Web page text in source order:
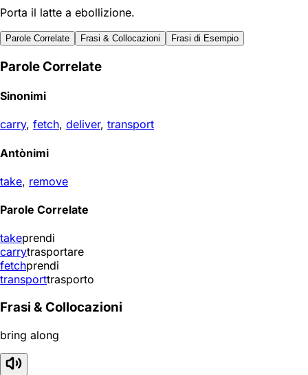
Porta il latte a ebollizione.
Parole Correlate Frasi & Collocazioni Frasi di Esempio
Parole Correlate
Sinonimi
carry, fetch, deliver, transport
Antònimi
take, remove
Parole Correlate
takeprendi
carrytrasportare
fetchprendi
transporttrasporto
Frasi & Collocazioni
bring along